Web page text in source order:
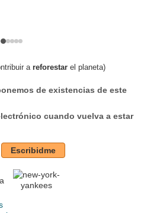
a reforestar el planeta)
de existencias de este
cuando vuelva a estar
Escribidme